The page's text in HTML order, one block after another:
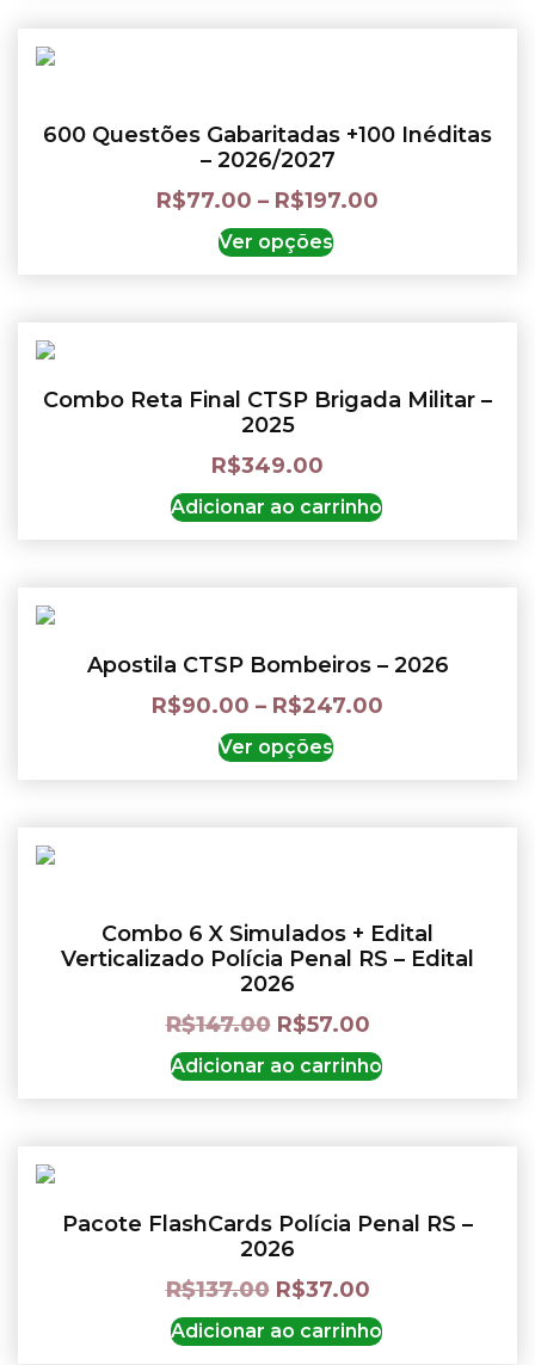
600 Questões Gabaritadas +100 Inéditas
– 2026/2027
R$77.00 – R$197.00
Ver opções
Combo Reta Final CTSP Brigada Militar –
2025
R$349.00
Adicionar ao carrinho
Apostila CTSP Bombeiros – 2026
R$90.00 – R$247.00
Ver opções
Combo 6 X Simulados + Edital
Verticalizado Polícia Penal RS – Edital
2026
R$147.00 R$57.00
Adicionar ao carrinho
Pacote FlashCards Polícia Penal RS –
2026
R$137.00 R$37.00
Adicionar ao carrinho